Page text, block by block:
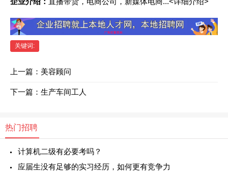
关键词:
上一篇： 美容顾问
下一篇： 生产车间工人
热门招聘
计算机二级有必要考吗？
应届生没有足够的实习经历，如何更有竞争力